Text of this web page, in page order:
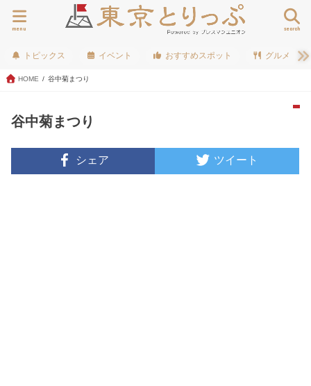
search
menu
トピックス イベント おすすめスポット グルメ
HOME 谷中菊まつり
谷中菊まつり
シェア ツイート